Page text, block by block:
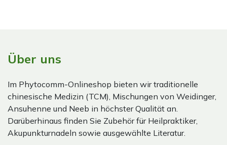
Über uns
Im Phytocomm-Onlineshop bieten wir traditionelle
chinesische Medizin (TCM), Mischungen von Weidinger,
Ansuhenne und Neeb in höchster Qualität an.
Darüberhinaus finden Sie Zubehör für Heilpraktiker,
Akupunkturnadeln sowie ausgewählte Literatur.